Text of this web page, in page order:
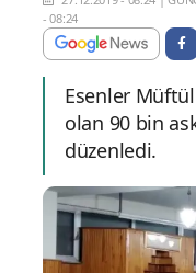
- 08:24
Esenler
olan 90 bin
düzenledi.